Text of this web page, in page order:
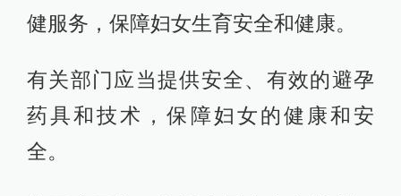
健服务，保障妇女生育安全和健康。
有关部门应当提供安全、有效的避孕
药具和技术，保障妇女的健康和安
全。